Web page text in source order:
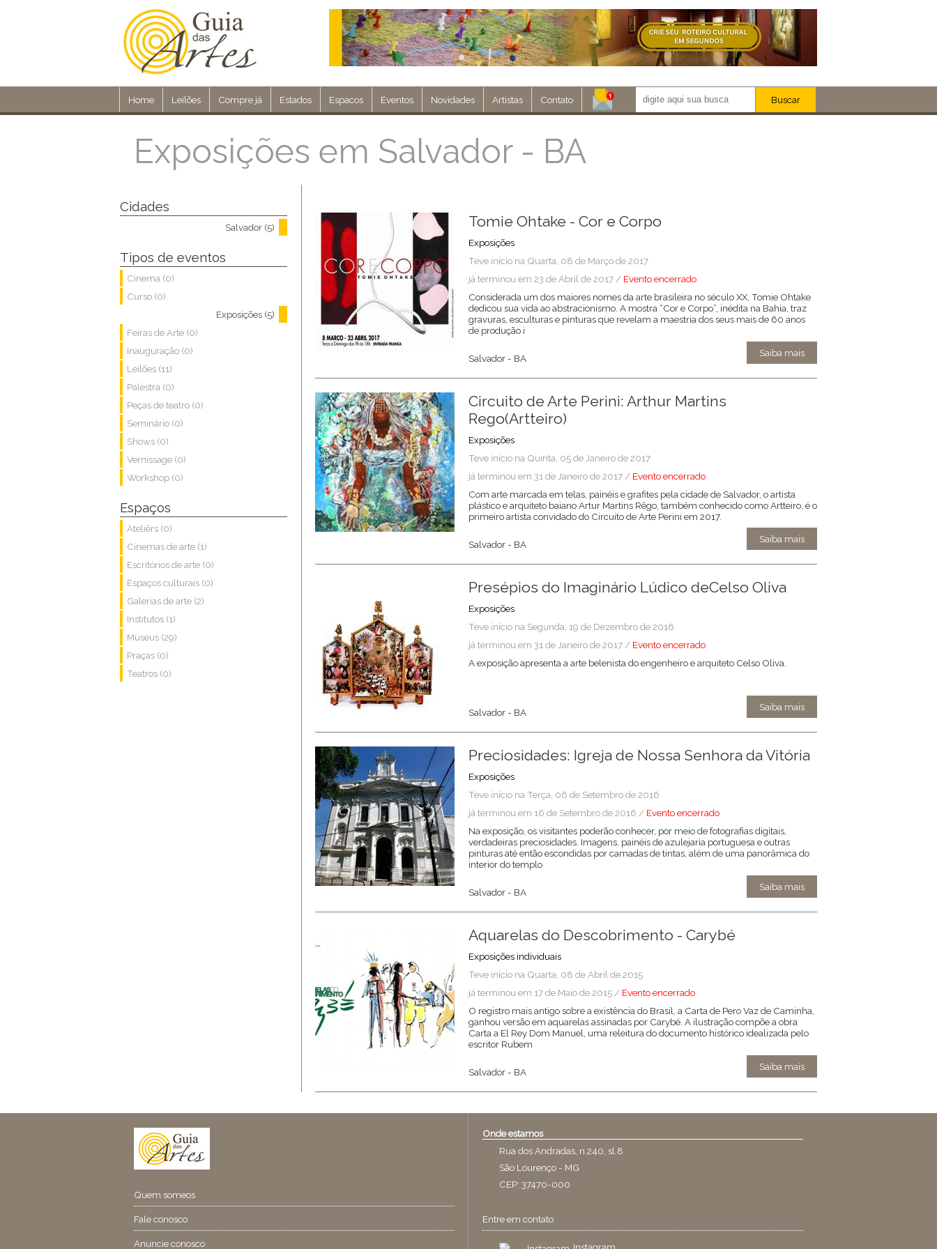
Home Leilões Compre já Estados Espacos Eventos Novidades Artistas Contato Buscar
Exposições em Salvador - BA
Cidades
Salvador (5)
Tipos de eventos
Cinema (0)
Curso (0)
Exposições (5)
Feiras de Arte (0)
Inauguração (0)
Leilões (11)
Palestra (0)
Peças de teatro (0)
Seminário (0)
Shows (0)
Vernissage (0)
Workshop (0)
Espaços
Ateliêrs (0)
Cinemas de arte (1)
Escritórios de arte (0)
Espaços culturais (0)
Galerias de arte (2)
Institutos (1)
Museus (29)
Praças (0)
Teatros (0)
Tomie Ohtake - Cor e Corpo
Exposições
Teve início na Quarta, 08 de Março de 2017
já terminou em 23 de Abril de 2017 / Evento encerrado
Considerada um dos maiores nomes da arte brasileira no século XX, Tomie Ohtake
dedicou sua vida ao abstracionismo. A mostra “Cor e Corpo”, inédita na Bahia, traz
gravuras, esculturas e pinturas que revelam a maestria dos seus mais de 60 anos
de produção i
Salvador - BA Saiba mais
Circuito de Arte Perini: Arthur Martins
Rego(Artteiro)
Exposições
Teve início na Quinta, 05 de Janeiro de 2017
já terminou em 31 de Janeiro de 2017 / Evento encerrado
Com arte marcada em telas, painéis e grafites pela cidade de Salvador, o artista
plástico e arquiteto baiano Artur Martins Rêgo, também conhecido como Artteiro, é o
primeiro artista convidado do Circuito de Arte Perini em 2017.
Salvador - BA Saiba mais
Presépios do Imaginário Lúdico deCelso Oliva
Exposições
Teve início na Segunda, 19 de Dezembro de 2016
já terminou em 31 de Janeiro de 2017 / Evento encerrado
A exposição apresenta a arte belenista do engenheiro e arquiteto Celso Oliva.
Salvador - BA Saiba mais
Preciosidades: Igreja de Nossa Senhora da Vitória
Exposições
Teve início na Terça, 06 de Setembro de 2016
já terminou em 16 de Setembro de 2016 / Evento encerrado
Na exposição, os visitantes poderão conhecer, por meio de fotografias digitais,
verdadeiras preciosidades. Imagens, painéis de azulejaria portuguesa e outras
pinturas até então escondidas por camadas de tintas, além de uma panorâmica do
interior do templo
Salvador - BA Saiba mais
Aquarelas do Descobrimento - Carybé
Exposições individuais
Teve início na Quarta, 08 de Abril de 2015
já terminou em 17 de Maio de 2015 / Evento encerrado
O registro mais antigo sobre a existência do Brasil, a Carta de Pero Vaz de Caminha,
ganhou versão em aquarelas assinadas por Carybé. A ilustração compõe a obra
Carta a El Rey Dom Manuel, uma releitura do documento histórico idealizada pelo
escritor Rubem
Salvador - BA Saiba mais
Quem someos
Fale conosco
Anuncie conosco
Onde estamos
Rua dos Andradas, n.240, sl.8
São Lourenço - MG
CEP: 37470-000
Entre em contato